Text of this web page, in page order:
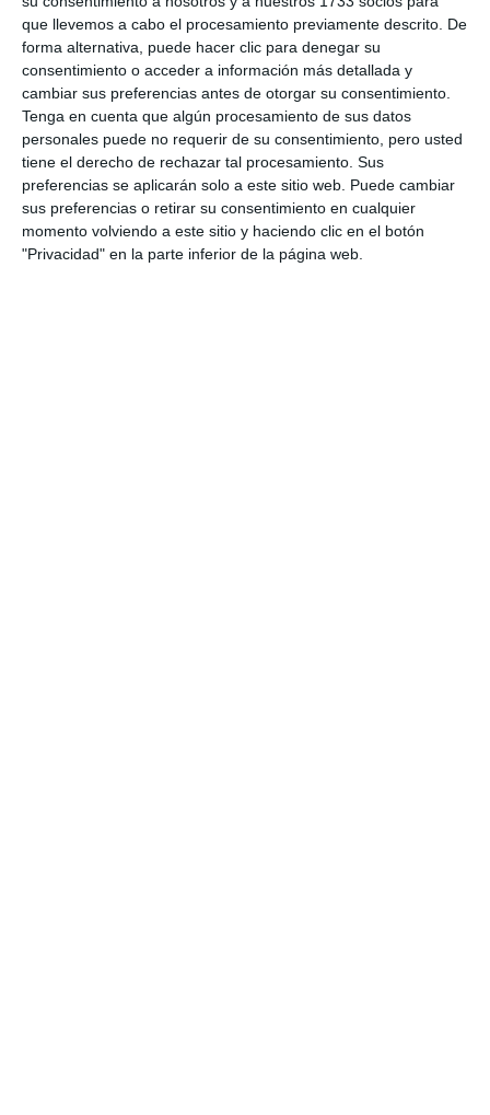
que llevemos a cabo el procesamiento previamente descrito. De
forma alternativa, puede hacer clic para denegar su
consentimiento o acceder a información más detallada y
cambiar sus preferencias antes de otorgar su consentimiento.
Tenga en cuenta que algún procesamiento de sus datos
personales puede no requerir de su consentimiento, pero usted
tiene el derecho de rechazar tal procesamiento. Sus
preferencias se aplicarán solo a este sitio web. Puede cambiar
sus preferencias o retirar su consentimiento en cualquier
momento volviendo a este sitio y haciendo clic en el botón
"Privacidad" en la parte inferior de la página web.